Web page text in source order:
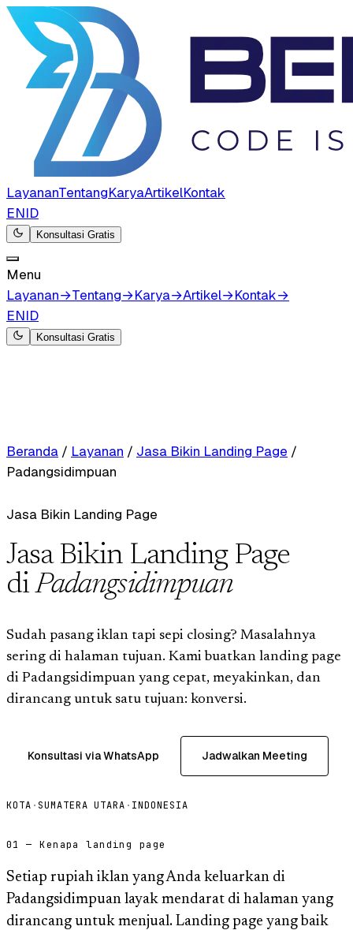
LayananTentangKaryaArtikelKontak
ENID
Konsultasi Gratis
Menu
Layanan→Tentang→Karya→Artikel→Kontak→
ENID
Konsultasi Gratis
Beranda / Layanan / Jasa Bikin Landing Page /
Padangsidimpuan
Jasa Bikin Landing Page
Jasa Bikin Landing Page
diPadangsidimpuan
Sudah pasang iklan tapi sepi closing? Masalahnya
sering di halaman tujuan. Kami buatkan landing page
di Padangsidimpuan yang cepat, meyakinkan, dan
dirancang untuk satu tujuan: konversi.
Konsultasi via WhatsApp Jadwalkan Meeting
KOTA · SUMATERA UTARA · INDONESIA
01 — Kenapa landing page
Setiap rupiah iklan yang Anda keluarkan di
Padangsidimpuan layak mendarat di halaman yang
dirancang untuk menjual. Landing page yang baik